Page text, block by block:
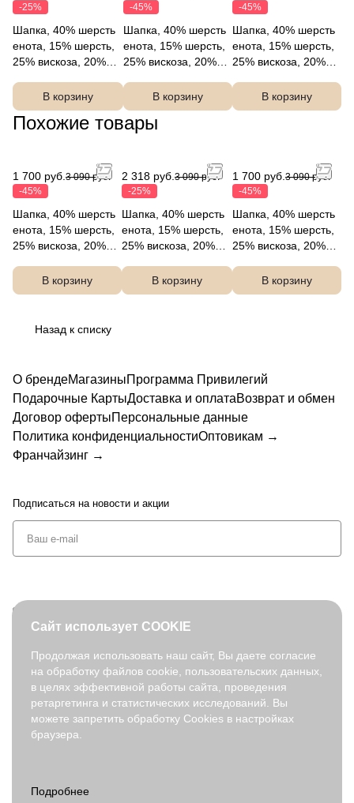
-25%
Шапка, 40% шерсть
енота, 15% шерсть,
25% вискоза, 20%
DW124-12В корзину
-45%
Шапка, 40% шерсть
енота, 15% шерсть,
25% вискоза, 20%
DW124-2В корзину
-45%
Шапка, 40% шерсть
енота, 15% шерсть,
25% вискоза, 20%
DW124-3В корзину
Похожие товары
1 700 руб. 3 090 руб.
-45%
Шапка, 40% шерсть
енота, 15% шерсть,
25% вискоза, 20%
DW124-2В корзину
2 318 руб.3 090 руб.
-25%
Шапка, 40% шерсть
енота, 15% шерсть,
25% вискоза, 20%
DW124-12В корзину
1 700 руб. 3 090 руб.
-45%
Шапка, 40% шерсть
енота, 15% шерсть,
25% вискоза, 20%
DW124-3В корзину
Назад к списку
О брендеМагазиныПрограмма Привилегий
Подарочные КартыДоставка и оплатаВозврат и обмен
Договор офертыПерсональные данные
Политика конфиденциальностиОптовикам →
Франчайзинг →
Подписаться на новости и акции
© 2026. fabretti.ru. Все права защищены
На информационном ресурсе применяются
рекомендательные
технологии .
Все ресурсы сайта fabretti.ru, включая (но не ограничиваясь)
прав на интеллектуальную собственность, защищены российским
Сайт использует COOKIE
Продолжая использовать наш сайт, Вы даете согласие
на обработку файлов cookie, пользовательских данных,
в целях эффективной работы сайта, проведения
ретаргетинга и статистических исследований. Вы
можете запретить обработку Cookies в настройках
браузера.